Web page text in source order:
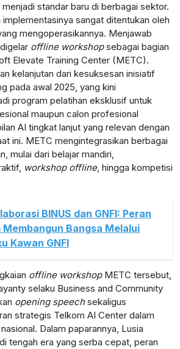
postsumatera.id
standar baru di berbagai sektor.
implementasinya sangat ditentukan oleh
mengoperasikannya. Menjawab
offline workshopsebagai bagian
Elevate Training Center (METC).
kelanjutan dari kesuksesan inisiatif
pada awal 2025, yang kini
program pelatihan eksklusif untuk
maupun calon profesional
AI tingkat lanjut yang relevan dengan
ini. METC mengintegrasikan berbagai
mulai dari belajar mandiri,
workshop offline, hingga kompetisi
BINUS dan GNFI: Peran
Membangun Bangsa Melalui
Kawan GNFI
offline workshopMETC tersebut,
selaku Business and Community
opening speechsekaligus
strategis Telkom AI Center dalam
Dalam paparannya, Lusia
tengah era yang serba cepat, peran